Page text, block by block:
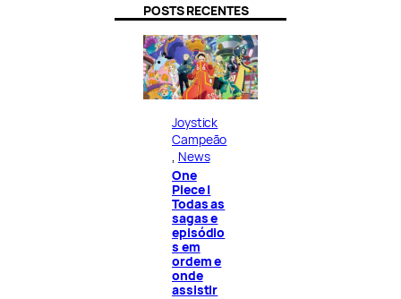
POSTS RECENTES
Joystick
Campeão
News
One
Piece |
Todas as
sagas e
episódio
s em
ordem e
onde
assistir